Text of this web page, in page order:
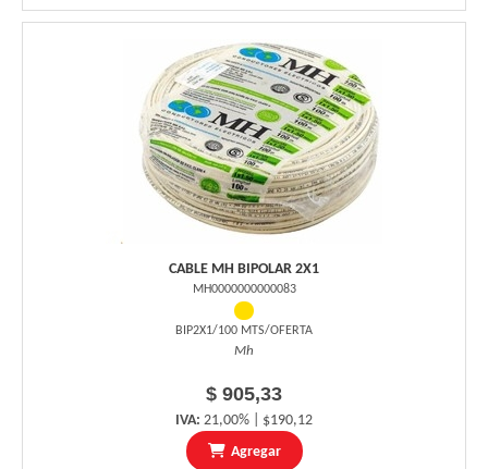
CABLE MH BIPOLAR 2X1
MH0000000000083
BIP2X1/100 MTS/OFERTA
Mh
$ 905,33
IVA: 21,00% | $190,12
Agregar